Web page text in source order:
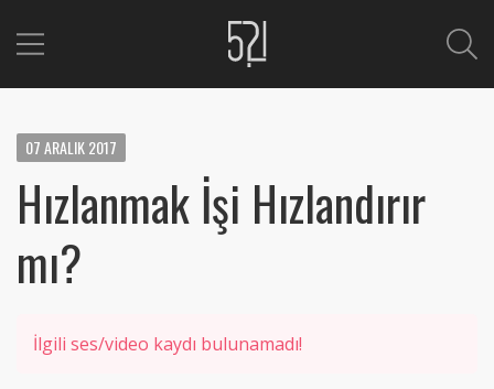
07ARALIK2017
Hızlanmak İşi Hızlandırır
mı?
İlgili ses/video kaydı bulunamadı!